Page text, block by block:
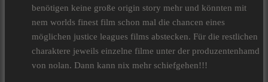
benötigen keine große origin story mehr und könnten mit
nem worlds finest film schon mal die chancen eines
möglichen justice leagues films abstecken. Für die restlichen
charaktere jeweils einzelne filme unter der produzentenhamd
von nolan. Dann kann nix mehr schiefgehen!!!